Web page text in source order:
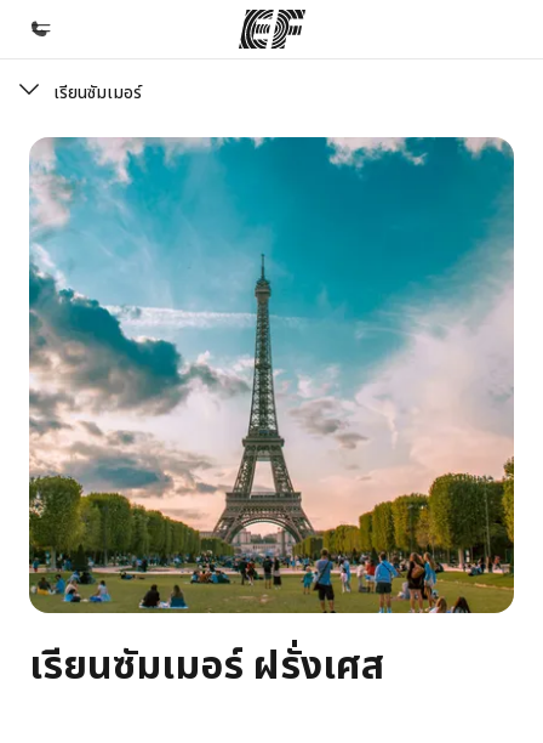
ยินดีต้อนรับสู่ EF
โปรแกรม
ดูโปรแกรมทั้งหมด
สำนักงาน
ค้นหาสำนักงานที่ใกล้กับคุณ
เกี่ยวกับเรา
ประวัติองค์กร
อาชีพ
ร่วมงานกับเรา
เรียนซัมเมอร์
เรียนซัมเมอร์ ฝรั่งเศส